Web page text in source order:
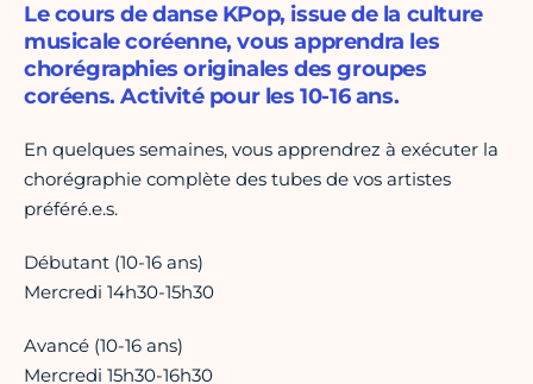
Le cours de danse KPop, issue de la culture
musicale coréenne, vous apprendra les
chorégraphies originales des groupes
coréens. Activité pour les 10-16 ans.
En quelques semaines, vous apprendrez à exécuter la
chorégraphie complète des tubes de vos artistes
préféré.e.s.
Débutant (10-16 ans)
Mercredi 14h30-15h30
Avancé (10-16 ans)
Mercredi 15h30-16h30